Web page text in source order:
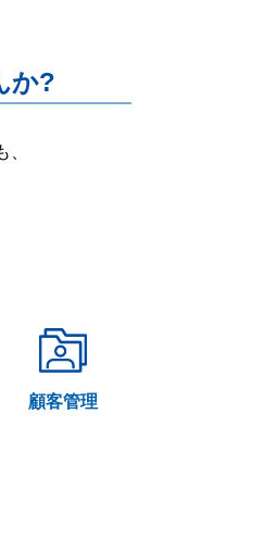
か?
顧客管理